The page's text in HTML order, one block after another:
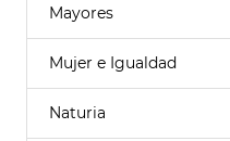
Mayores
Mujer e Igualdad
Naturia